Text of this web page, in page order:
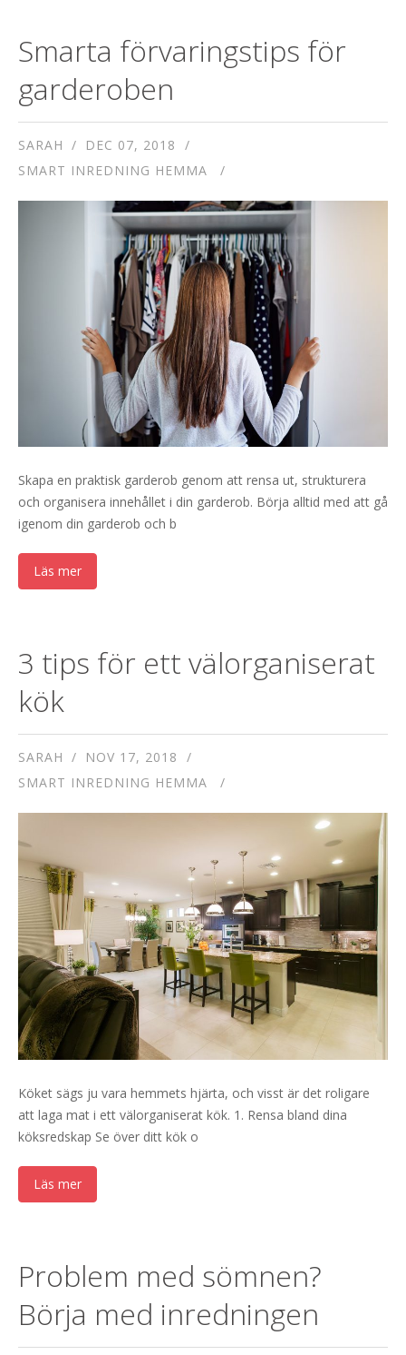
Smarta förvaringstips för
garderoben
SARAH
DEC 07, 2018
SMART INREDNING HEMMA
Skapa en praktisk garderob genom att rensa ut, strukturera
och organisera innehållet i din garderob. Börja alltid med att gå
igenom din garderob och b
Läs mer
3 tips för ett välorganiserat
kök
SARAH
NOV 17, 2018
SMART INREDNING HEMMA
Köket sägs ju vara hemmets hjärta, och visst är det roligare
att laga mat i ett välorganiserat kök. 1. Rensa bland dina
köksredskap Se över ditt kök o
Läs mer
Problem med sömnen?
Börja med inredningen